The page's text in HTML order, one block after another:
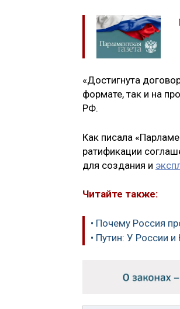
«Достигнута
формате, так и на
РФ.
Как писала
ратификации
для создания и
Читайте также:
• Почему Россия
• Путин: У России